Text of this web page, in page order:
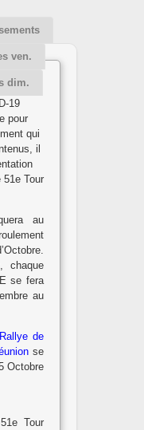
ven.
dim.
19
pour
qui
il
51e Tour
au
chaque
se fera
au
de
se
Octobre
Tour